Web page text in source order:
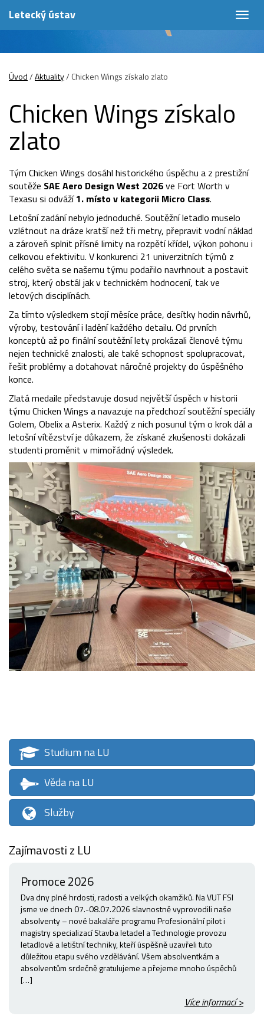
Letecký ústav
Úvod/Aktuality/ Chicken Wings získalo zlato
Chicken Wings získalo
zlato
Tým Chicken Wings dosáhl historického úspěchu a z prestižní
soutěže SAE Aero Design West 2026ve Fort Worth v
Texasu si odváží1. místo v kategorii Micro Class.
Letošní zadání nebylo jednoduché. Soutěžní letadlo muselo
vzlétnout na dráze kratší než tři metry, přepravit vodní náklad
a zároveň splnit přísné limity na rozpětí křídel, výkon pohonu i
celkovou efektivitu. V konkurenci 21 univerzitních týmů z
celého světa se našemu týmu podařilo navrhnout a postavit
stroj, který obstál jak v technickém hodnocení, tak ve
letových disciplínách.
Za tímto výsledkem stojí měsíce práce, desítky hodin návrhů,
výroby, testování i ladění každého detailu. Od prvních
konceptů až po finální soutěžní lety prokázali členové týmu
nejen technické znalosti, ale také schopnost spolupracovat,
řešit problémy a dotahovat náročné projekty do úspěšného
konce.
Zlatá medaile představuje dosud největší úspěch v historii
týmu Chicken Wings a navazuje na předchozí soutěžní speciály
Golem, Obelix a Asterix. Každý z nich posunul tým o krok dál a
letošní vítězství je důkazem, že získané zkušenosti dokázali
studenti proměnit v mimořádný výsledek.
Studium na LU
Věda na LU
Služby
Zajímavosti z LU
Promoce 2026
Dva dny plné hrdosti, radosti a velkých okamžiků. Na VUT FSI
jsme ve dnech 07.-08.07.2026 slavnostně vyprovodili naše
absolventy – nové bakaláře programu Profesionální pilot i
magistry specializací Stavba letadel a Technologie provozu
letadlové a letištní techniky, kteří úspěšně uzavřeli tuto
důležitou etapu svého vzdělávání. Všem absolventkám a
absolventům srdečně gratulujeme a přejeme mnoho úspěchů
[…]
Více informací >